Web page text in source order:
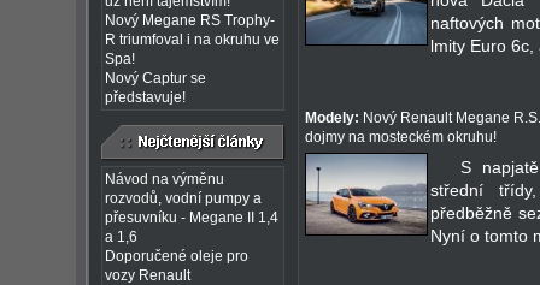
Nový Megane RS Trophy-
R triumfoval i na okruhu ve
Spa!
Nový Captur se
představuje!
Návod na výměnu
rozvodů, vodní pumpy a
přesuvníku - Megane II 1,4
a 1,6
Doporučené oleje pro
vozy Renault
naftových
lmity Euro
Modely: Nový Renault Megane
dojmy na mosteckém okruhu!
S
střední
předběžně
Nyní o tomto